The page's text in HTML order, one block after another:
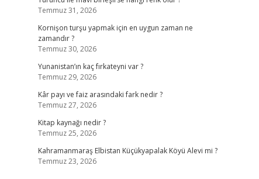
Temmuz 31, 2026
Kornişon turşu yapmak için en uygun zaman ne
zamandır ?
Temmuz 30, 2026
Yunanistan’ın kaç fırkateyni var ?
Temmuz 29, 2026
Kâr payı ve faiz arasındaki fark nedir ?
Temmuz 27, 2026
Kitap kaynağı nedir ?
Temmuz 25, 2026
Kahramanmaraş Elbistan Küçükyapalak Köyü Alevi mi ?
Temmuz 23, 2026